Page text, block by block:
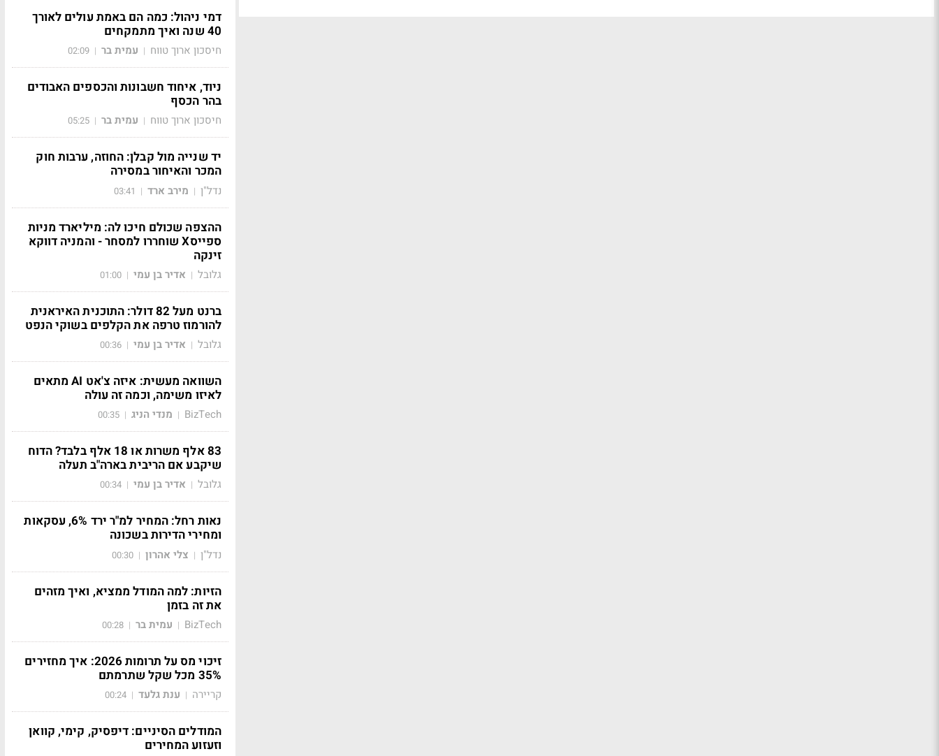
דמי ניהול: כמה הם באמת עולים לאורך
40 שנה ואיך מתמקחים
חיסכון ארוך טווח | עמית בר |
02:09
ניוד, איחוד חשבונות והכספים האבודים
בהר הכסף
חיסכון ארוך טווח | עמית בר |
05:25
יד שנייה מול קבלן: החוזה, ערבות חוק
המכר והאיחור במסירה
נדל"ן | מירב ארד |
03:41
ההצפה שכולם חיכו לה: מיליארד מניות
ספייסX שוחררו למסחר - והמניה דווקא
זינקה
גלובל | אדיר בן עמי |
01:00
ברנט מעל 82 דולר: התוכנית האיראנית
להורמוז טרפה את הקלפים בשוקי הנפט
גלובל | אדיר בן עמי |
00:36
השוואה מעשית: איזה צ'אט AI מתאים
לאיזו משימה, וכמה זה עולה
BizTech
| מנדי הניג |
00:35
83 אלף משרות או 18 אלף בלבד? הדוח
שיקבע אם הריבית בארה"ב תעלה
גלובל | אדיר בן עמי |
00:34
נאות רחל: המחיר למ"ר ירד 6%, עסקאות
ומחירי הדירות בשכונה
נדל"ן | צלי אהרון |
00:30
הזיות: למה המודל ממציא, ואיך מזהים
את זה בזמן
BizTech
| עמית בר |
00:28
זיכוי מס על תרומות 2026: איך מחזירים
35% מכל שקל שתרמתם
קריירה | ענת גלעד |
00:24
המודלים הסיניים: דיפסיק, קימי, קוואן
וזעזוע המחירים